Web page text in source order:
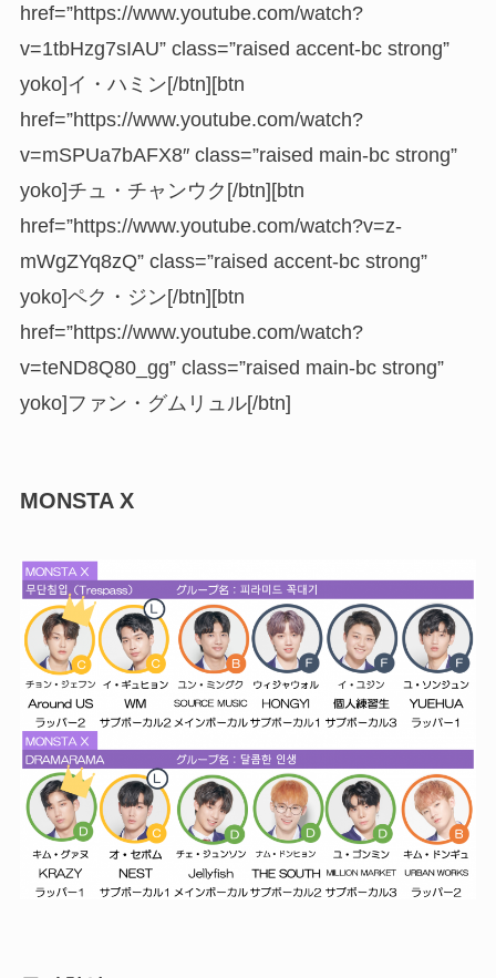
href=”https://www.youtube.com/watch?
v=1tbHzg7sIAU” class=”raised accent-bc strong”
yoko]イ・ハミン[/btn][btn
href=”https://www.youtube.com/watch?
v=mSPUa7bAFX8″ class=”raised main-bc strong”
yoko]チュ・チャンウク[/btn][btn
href=”https://www.youtube.com/watch?v=z-
mWgZYq8zQ” class=”raised accent-bc strong”
yoko]ペク・ジン[/btn][btn
href=”https://www.youtube.com/watch?
v=teND8Q80_gg” class=”raised main-bc strong”
yoko]ファン・グムリュル[/btn]
MONSTA X